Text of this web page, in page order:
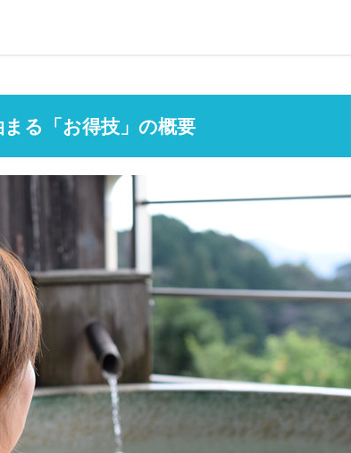
る「お得技」の概要